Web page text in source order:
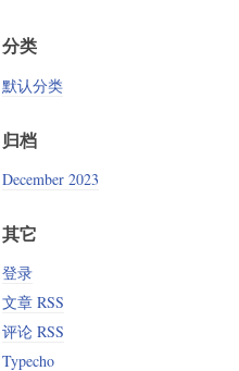
分类
默认分类
归档
December 2023
其它
登录
文章 RSS
评论 RSS
Typecho